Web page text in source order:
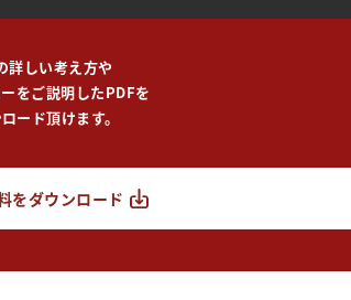
詳しい考え方や
をご説明したPDFを
ード頂けます。
をダウンロード